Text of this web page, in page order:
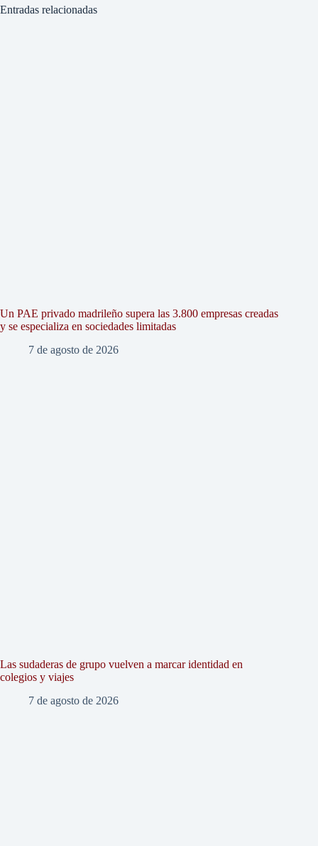
Entradas relacionadas
Un PAE privado madrileño supera las 3.800 empresas creadas
y se especializa en sociedades limitadas
7 de agosto de 2026
Las sudaderas de grupo vuelven a marcar identidad en
colegios y viajes
7 de agosto de 2026